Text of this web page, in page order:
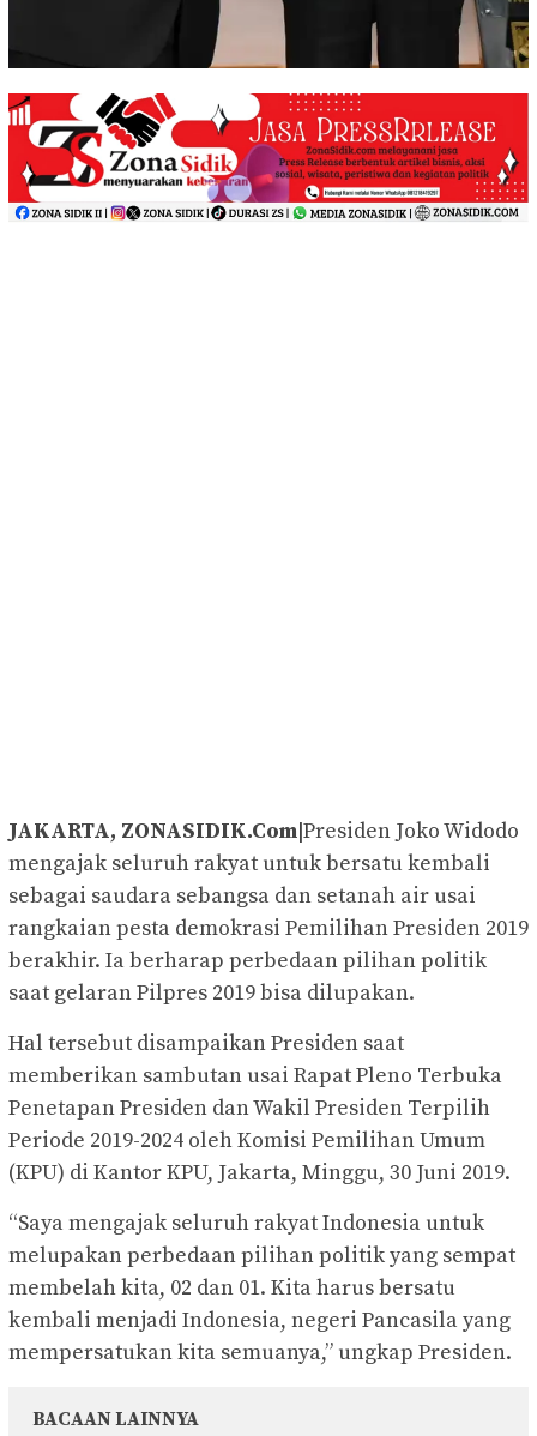
JAKARTA, ZONASIDIK.Com|Presiden Joko Widodo
mengajak seluruh rakyat untuk bersatu kembali
sebagai saudara sebangsa dan setanah air usai
rangkaian pesta demokrasi Pemilihan Presiden 2019
berakhir. Ia berharap perbedaan pilihan politik
saat gelaran Pilpres 2019 bisa dilupakan.
Hal tersebut disampaikan Presiden saat
memberikan sambutan usai Rapat Pleno Terbuka
Penetapan Presiden dan Wakil Presiden Terpilih
Periode 2019-2024 oleh Komisi Pemilihan Umum
(KPU) di Kantor KPU, Jakarta, Minggu, 30 Juni 2019.
“Saya mengajak seluruh rakyat Indonesia untuk
melupakan perbedaan pilihan politik yang sempat
membelah kita, 02 dan 01. Kita harus bersatu
kembali menjadi Indonesia, negeri Pancasila yang
mempersatukan kita semuanya,” ungkap Presiden.
BACAAN LAINNYA